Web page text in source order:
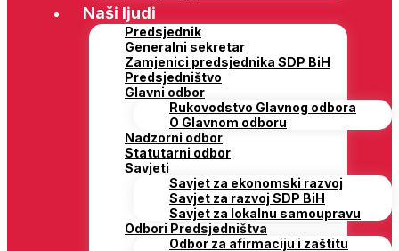
Naši ljudi
Predsjednik
Generalni sekretar
Zamjenici predsjednika SDP BiH
Predsjedništvo
Glavni odbor
Rukovodstvo Glavnog odbora
O Glavnom odboru
Nadzorni odbor
Statutarni odbor
Savjeti
Savjet za ekonomski razvoj
Savjet za razvoj SDP BiH
Savjet za lokalnu samoupravu
Odbori Predsjedništva
Odbor za afirmaciju i zaštitu